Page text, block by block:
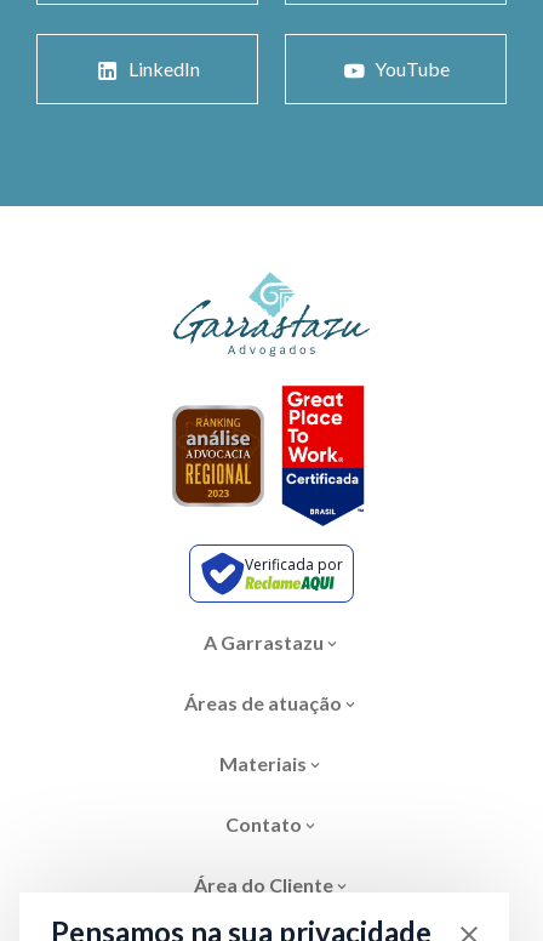
LinkedIn YouTube
Verificada por
A Garrastazu
Áreas de atuação
Materiais
Contato
Área do Cliente
Pensamos na sua privacidade